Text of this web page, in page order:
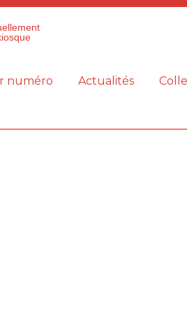
numéro Actualités
cookies